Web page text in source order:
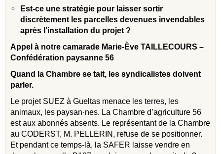
Est-ce une stratégie pour laisser sortir
discrètement les parcelles devenues invendables
après l’installation du projet ?
Appel à notre camarade Marie-Ève TAILLECOURS –
Confédération paysanne 56
Quand la Chambre se tait, les syndicalistes doivent
parler.
Le projet SUEZ à Gueltas menace les terres, les
animaux, les paysan·nes. La Chambre d’agriculture 56
est aux abonnés absents. Le représentant de la Chambre
au CODERST, M. PELLERIN, refuse de se positionner.
Et pendant ce temps-là, la SAFER laisse vendre en